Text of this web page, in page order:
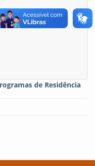
de Residência